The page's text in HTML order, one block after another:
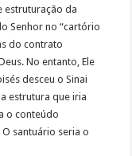
estruturação da
Senhor no “cartório
do contrato
No entanto, Ele
desceu o Sinai
estrutura que iria
o conteúdo
santuário seria o